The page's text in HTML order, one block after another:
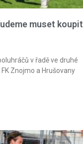
muset koupit
v řadě ve druhé
Znojmo a Hrušovany